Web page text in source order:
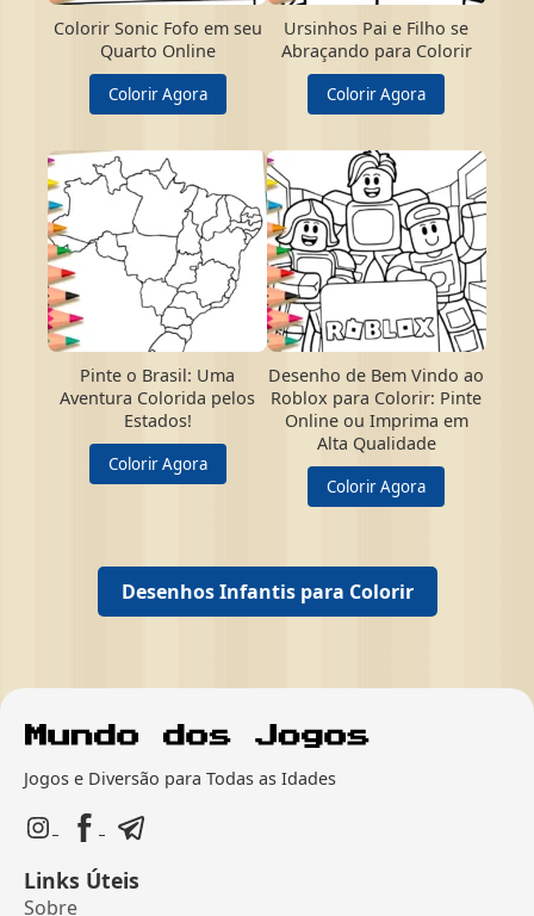
Colorir Sonic Fofo em seu
Quarto Online
Colorir Agora
Ursinhos Pai e Filho se
Abraçando para Colorir
Colorir Agora
Pinte o Brasil: Uma
Aventura Colorida pelos
Estados!
Colorir Agora
Desenho de Bem Vindo ao
Roblox para Colorir: Pinte
Online ou Imprima em
Alta Qualidade
Colorir Agora
Desenhos Infantis para Colorir
Jogos e Diversão para Todas as Idades
Links Úteis
Sobre